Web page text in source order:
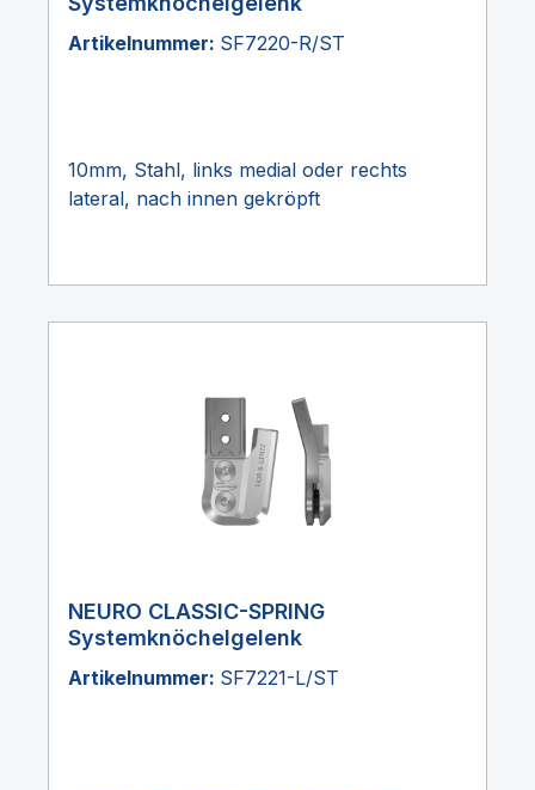
Artikelnummer: SF7220-R/ST
10mm, Stahl, links medial oder rechts
lateral, nach innen gekröpft
NEURO CLASSIC-SPRING
Systemknöchelgelenk
Artikelnummer: SF7221-L/ST